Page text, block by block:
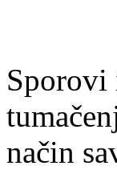
Sporovi
način